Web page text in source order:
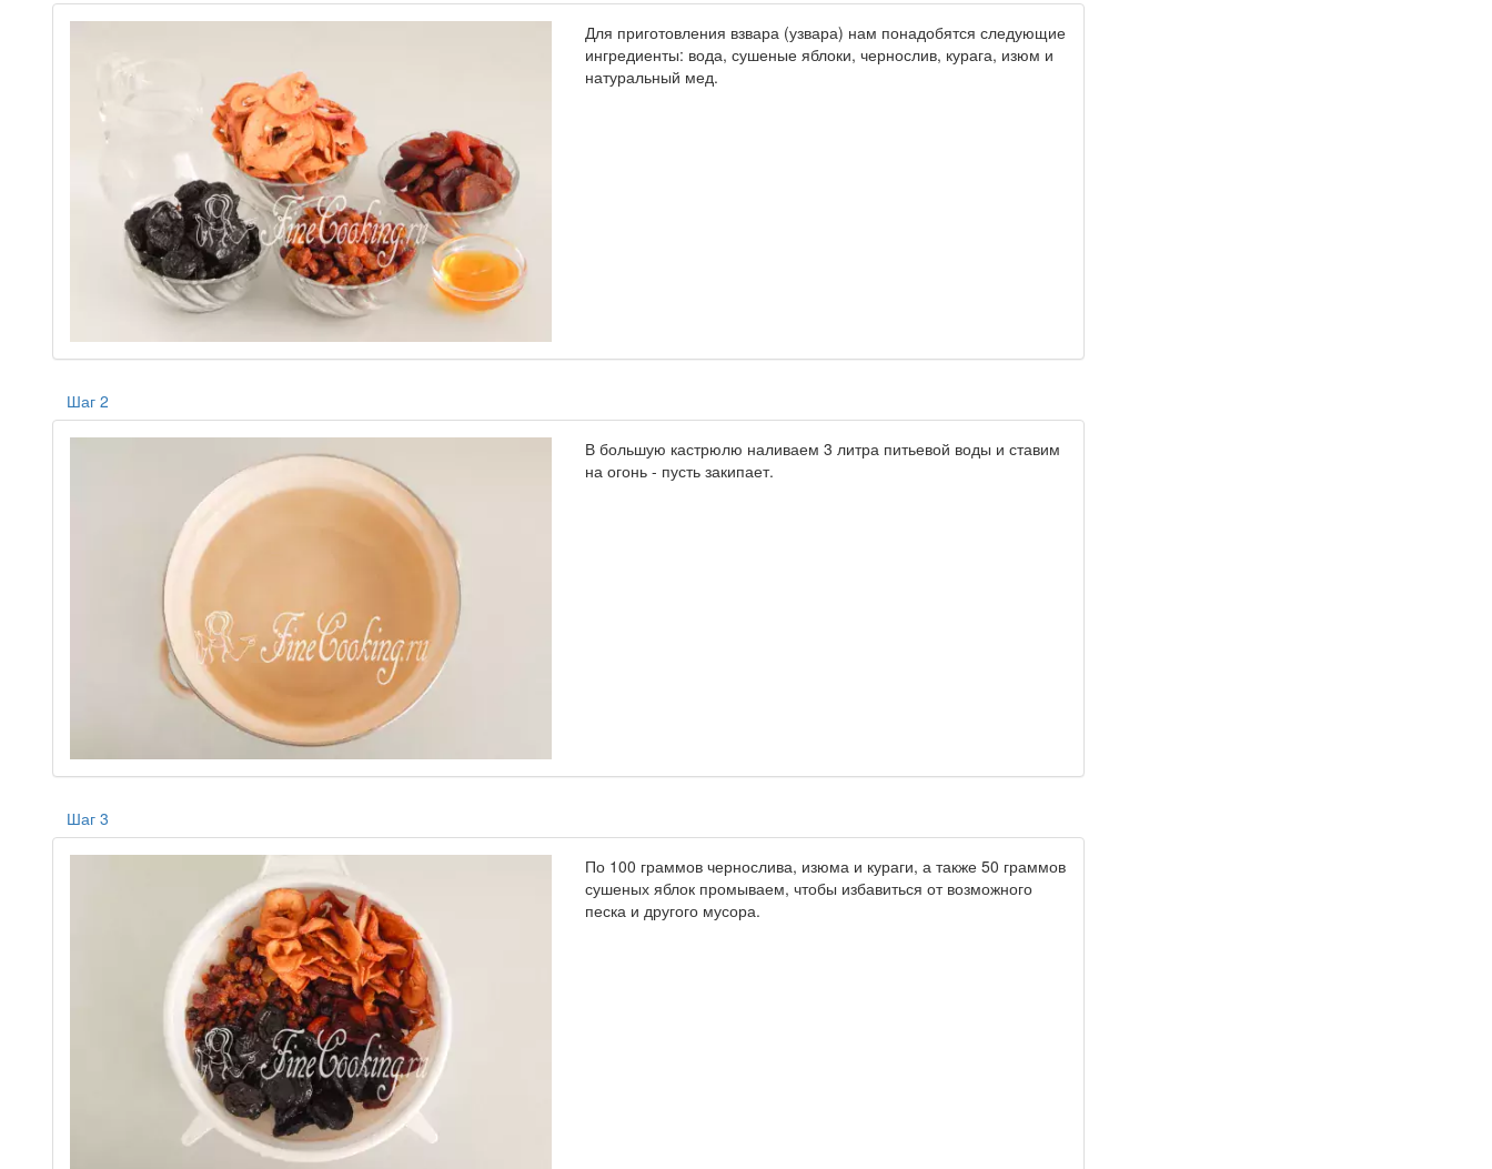
Для приготовления взвара (узвара) нам понадобятся следующие
ингредиенты: вода, сушеные яблоки, чернослив, курага, изюм и
натуральный мед.
Шаг 2
В большую кастрюлю наливаем 3 литра питьевой воды и ставим
на огонь - пусть закипает.
Шаг 3
По 100 граммов чернослива, изюма и кураги, а также 50 граммов
сушеных яблок промываем, чтобы избавиться от возможного
песка и другого мусора.